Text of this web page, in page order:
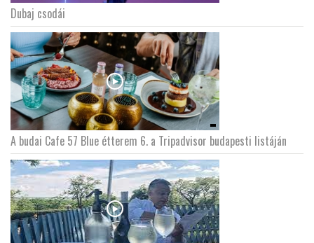
LATIMO.HU
GLOBOBOOK
Dubaj csodái
A budai Cafe 57 Blue étterem 6. a Tripadvisor budapesti listáján